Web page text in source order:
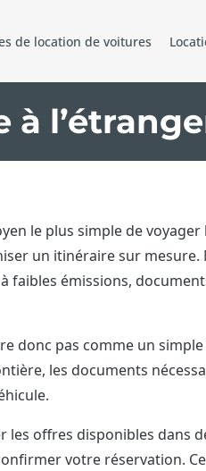
de location de voitures
le plus simple de
un itinéraire sur
faibles émissions,
donc pas comme un
les documents
les offres disponibles dans
votre réservation.